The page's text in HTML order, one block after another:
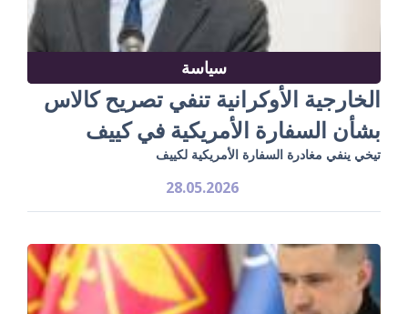
سياسة
الخارجية الأوكرانية تنفي تصريح كالاس
بشأن السفارة الأمريكية في كييف
تيخي ينفي مغادرة السفارة الأمريكية لكييف
28.05.2026